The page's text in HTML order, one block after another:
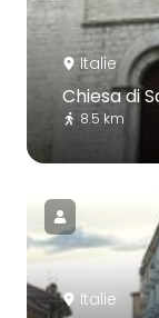
Italie
Chiesa di
8.5 km
Italie